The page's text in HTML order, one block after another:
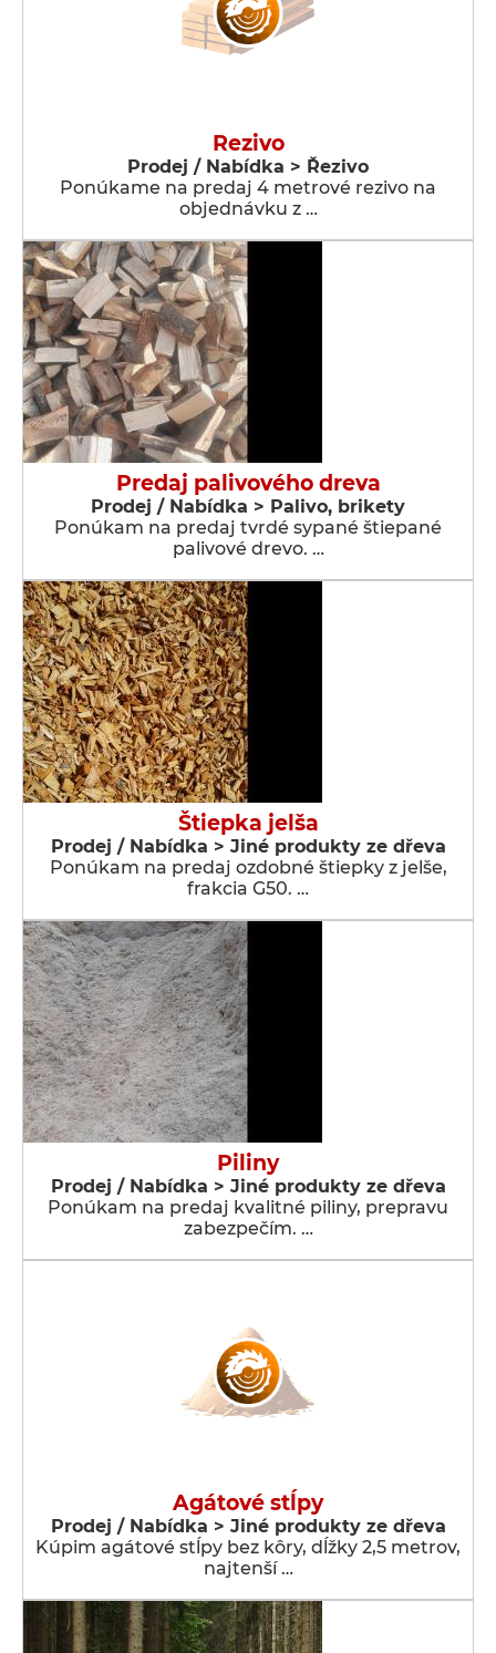
Rezivo
Prodej / Nabídka > Řezivo
Ponúkame na predaj 4 metrové rezivo na
objednávku z …
Predaj palivového dreva
Prodej / Nabídka > Palivo, brikety
Ponúkam na predaj tvrdé sypané štiepané
palivové drevo. …
Štiepka jelša
Prodej / Nabídka > Jiné produkty ze dřeva
Ponúkam na predaj ozdobné štiepky z jelše,
frakcia G50. …
Piliny
Prodej / Nabídka > Jiné produkty ze dřeva
Ponúkam na predaj kvalitné piliny, prepravu
zabezpečím. …
Agátové stĺpy
Prodej / Nabídka > Jiné produkty ze dřeva
Kúpim agátové stĺpy bez kôry, dĺžky 2,5 metrov,
najtenší …